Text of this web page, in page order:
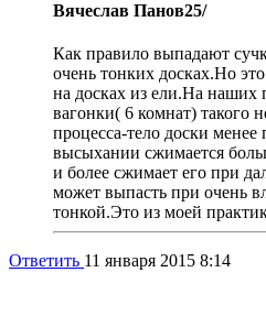
Вячеслав Панов25/
Как правило выпадают
очень тонких досках.Но
на досках из ели.На наших
вагонки( 6 комнат) такого
процесса-тело доски
высыхании сжимается
и более сжимает его при
может выпасть при очень
тонкой.Это из моей
Ответить 11 января 2015 8:14